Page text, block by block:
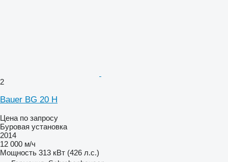
2
Bauer BG 20 H
Цена по запросу
Буровая установка
2014
12 000 м/ч
Мощность 313 кВт (426 л.с.)